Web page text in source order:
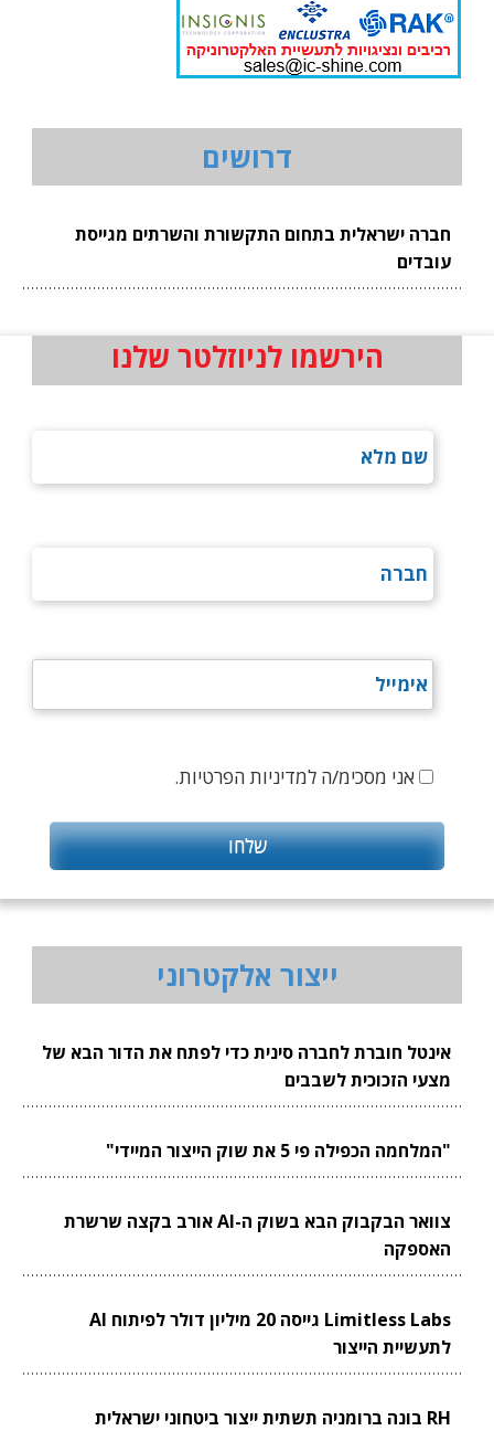
דרושים
חברה ישראלית בתחום התקשורת והשרתים מגייסת
עובדים
הירשמו לניוזלטר שלנו
אני מסכימ/ה למדיניות הפרטיות.
ייצור אלקטרוני
אינטל חוברת לחברה סינית כדי לפתח את הדור הבא של
מצעי הזכוכית לשבבים
"המלחמה הכפילה פי 5 את שוק הייצור המיידי"
צוואר הבקבוק הבא בשוק ה-AI אורב בקצה שרשרת
האספקה
Limitless Labs גייסה 20 מיליון דולר לפיתוח AI
לתעשיית הייצור
RH בונה ברומניה תשתית ייצור ביטחוני ישראלית